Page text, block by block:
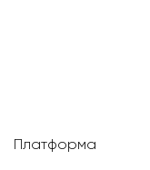
Платформа